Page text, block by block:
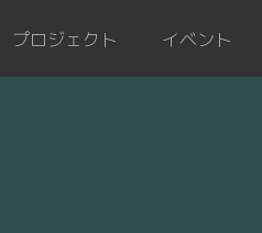
プロジェクト イベント